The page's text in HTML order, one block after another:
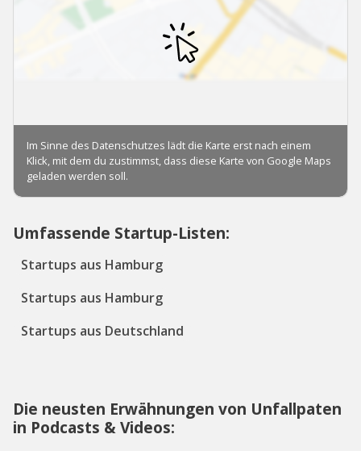
Umfassende Startup-Listen:
Startups aus Hamburg
Startups aus Hamburg
Startups aus Deutschland
Die neusten Erwähnungen von Unfallpaten
in Podcasts & Videos: